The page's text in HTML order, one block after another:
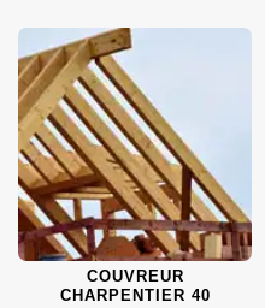
COUVREUR
CHARPENTIER 40